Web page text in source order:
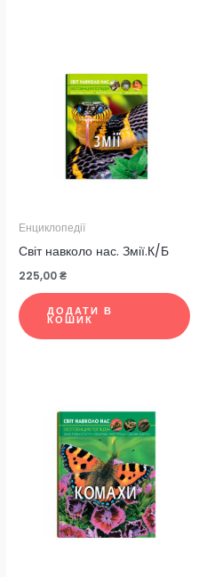
Енциклопедії
Світ навколо нас. Змії.К/Б
225,00₴
ДОДАТИ В
КОШИК